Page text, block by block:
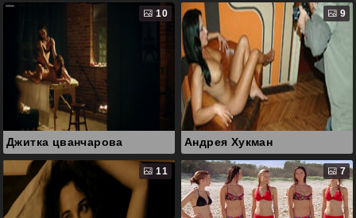
10
Джитка цванчарова
9
Андрея Хукман
11 7